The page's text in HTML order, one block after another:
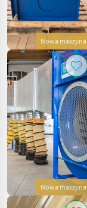
Nowa maszyna
Nowa maszyna